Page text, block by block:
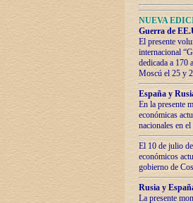
NUEVA
Guerra de
El presente
internacional
dedicada a 170
Moscú el 25 y
España y
En la presente
económicas
nacionales en
El 10 de julio
económicos
gobierno de
Rusia y
La presente